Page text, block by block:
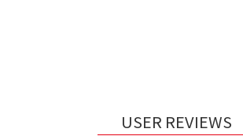
USER REVIEWS